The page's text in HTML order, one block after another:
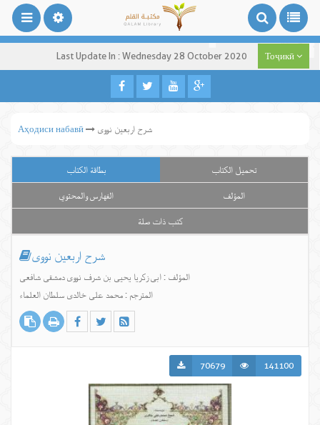
Last Update In : Wednesday 28 October 2020 Тоҷикӣ
Аҳодиси набавӣ شرح اربعین نووی
بطاقة الكتاب تحميل الكتاب
الفهارس والمحتوي المؤلف
كتب ذات صلة
شرح اربعین نووی
المؤلف : ابی زکریا یحیی بن شرف نووی دمشقی شافعی
المترجم : محمد علی خالدی سلطان العلماء
70679 141100